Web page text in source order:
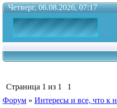
Четверг, 06.08.2026, 07:17
Страница 1 из 1
1
Форум » Интересы и все, что к